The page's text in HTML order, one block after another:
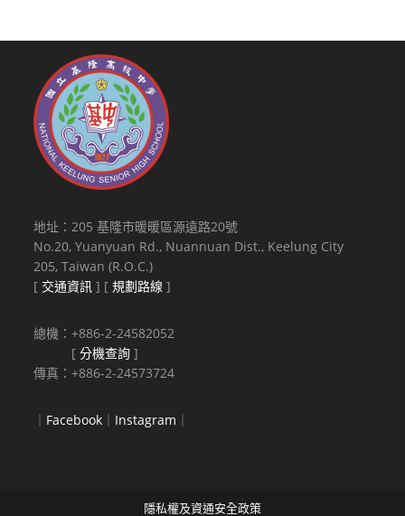
地址：205 基隆市暖暖區源遠路20號
No.20, Yuanyuan Rd., Nuannuan Dist., Keelung City
205, Taiwan (R.O.C.)
[ 交通資訊 ] [規劃路線 ]
總機：+886-2-24582052
[分機查詢 ]
傳真：+886-2-24573724
｜ Facebook ｜ Instagram ｜
隱私權及資通安全政策